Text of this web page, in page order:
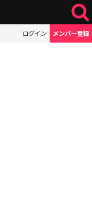
ログイン メンバー登録